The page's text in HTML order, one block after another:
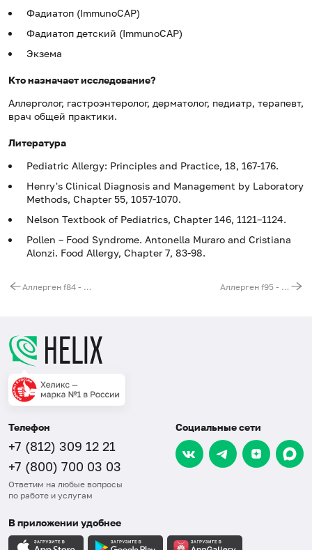
Фадиатоп (ImmunoCAP)
Фадиатоп детский (ImmunoCAP)
Экзема
Кто назначает исследование?
Аллерголог, гастроэнтеролог, дерматолог, педиатр, терапевт,
врач общей практики.
Литература
Pediatric Allergy: Principles and Practice, 18, 167-176.
Henry's Clinical Diagnosis and Management by Laboratory
Methods, Chapter 55, 1057-1070.
Nelson Textbook of Pediatrics, Chapter 146, 1121–1124.
Pollen – Food Syndrome. Antonella Muraro and Cristiana
Alonzi. Food Allergy, Chapter 7, 83-98.
Аллерген f84 - киви, IgG Аллерген f95 - персик, IgG
Телефон
+7 (812) 309 12 21
+7 (800) 700 03 03
Ответим на любые вопросы
по работе и услугам
Социальные сети
В приложении удобнее